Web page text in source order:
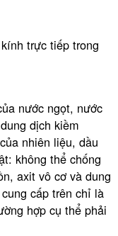
trực tiếp trong
nước ngọt, nước
dịch kiềm
nhiên liệu, dầu
không thể chống
axit vô cơ và dung
cấp trên chỉ là
hợp cụ thể phải